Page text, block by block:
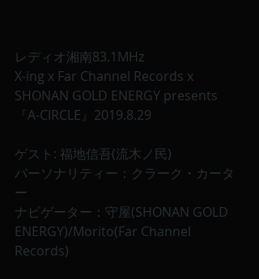
レディオ湘南83.1MHz
X-ing x Far Channel Records x
SHONAN GOLD ENERGY presents
『A-CIRCLE』2019.8.29
ゲスト: 福地信吾(流木ノ民)
パーソナリティー：クラーク・カータ
ー
ナビゲーター：守屋(SHONAN GOLD
ENERGY)/Morito(Far Channel
Records)